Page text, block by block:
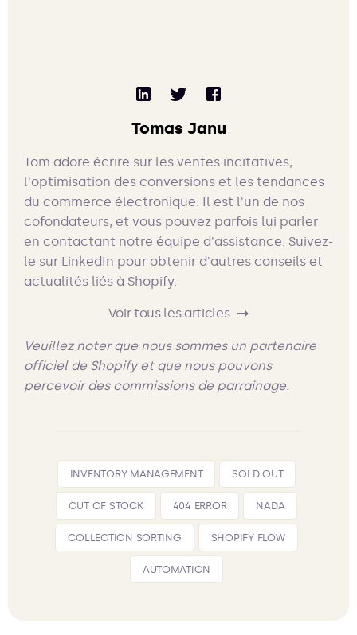
Tomas Janu
Tom adore écrire sur les ventes incitatives,
l'optimisation des conversions et les tendances
du commerce électronique. Il est l'un de nos
cofondateurs, et vous pouvez parfois lui parler
en contactant notre équipe d'assistance. Suivez-
le sur LinkedIn pour obtenir d'autres conseils et
actualités liés à Shopify.
Voir tous les articles
Veuillez noter que nous sommes un partenaire
officiel de Shopify et que nous pouvons
percevoir des commissions de parrainage.
INVENTORY MANAGEMENT SOLD OUT
OUT OF STOCK 404 ERROR NADA
COLLECTION SORTING SHOPIFY FLOW
AUTOMATION